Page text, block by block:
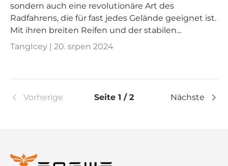
sondern auch eine revolutionäre Art des
Radfahrens, die für fast jedes Gelände geeignet ist.
Mit ihren breiten Reifen und der stabilen...
TangIcey | 20. srpen 2024
Vorherige Seite 1 / 2 Nächste